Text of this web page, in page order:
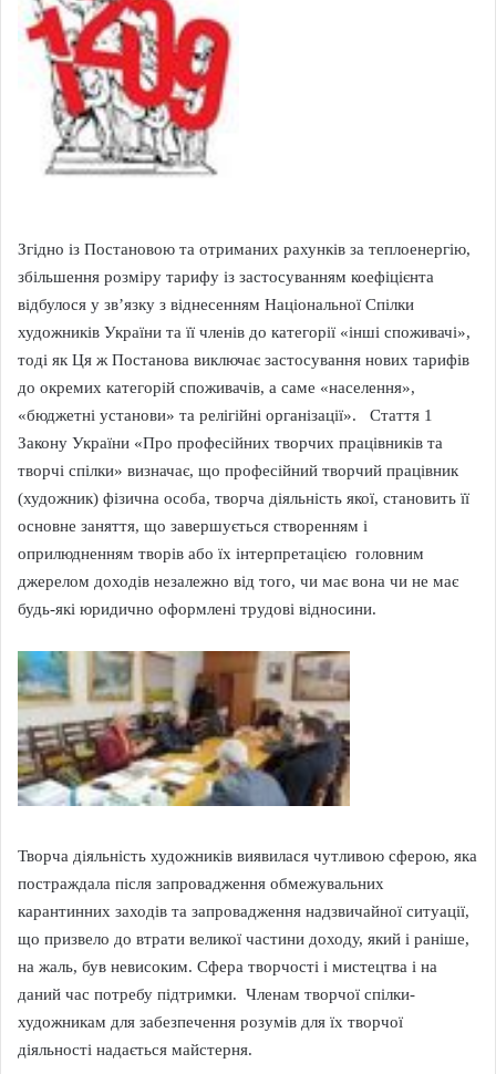
Згідно із Постановою та отриманих рахунків за теплоенергію,
збільшення розміру тарифу із застосуванням коефіцієнта
відбулося у зв’язку з віднесенням Національної Спілки
художників України та її членів до категорії «інші споживачі»,
тоді як Ця ж Постанова виключає застосування нових тарифів
до окремих категорій споживачів, а саме «населення»,
«бюджетні установи» та релігійні організації». Стаття 1
Закону України «Про професійних творчих працівників та
творчі спілки» визначає, що професійний творчий працівник
(художник) фізична особа, творча діяльність якої, становить її
основне заняття, що завершується створенням і
оприлюдненням творів або їх інтерпретацією головним
джерелом доходів незалежно від того, чи має вона чи не має
будь-які юридично оформлені трудові відносини.
Творча діяльність художників виявилася чутливою сферою, яка
постраждала після запровадження обмежувальних
карантинних заходів та запровадження надзвичайної ситуації,
що призвело до втрати великої частини доходу, який і раніше,
на жаль, був невисоким. Сфера творчості і мистецтва і на
даний час потребу підтримки. Членам творчої спілки-
художникам для забезпечення розумів для їх творчої
діяльності надається майстерня.